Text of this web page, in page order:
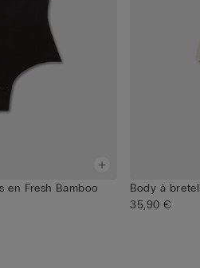
en Fresh Bamboo
Body à
35,90 €